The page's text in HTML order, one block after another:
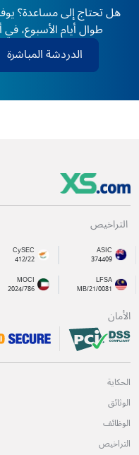
طوال أيام الأسبوع،
الدردشة المباشرة
التراخيص
ASIC
374409
CySEC
412/22
LFSA
MB/21/0081
MOCI
2024/786
الأمان
الحكاية
الوثائق
الوظائف
التراخيص